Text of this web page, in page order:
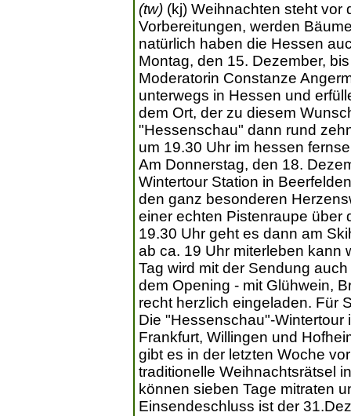
(tw) (kj) Weihnachten steht vor
Vorbereitungen, werden
natürlich haben die Hessen
Montag, den 15. Dezember,
Moderatorin Constanze
unterwegs in Hessen und
dem Ort, der zu diesem
"Hessenschau" dann rund
um 19.30 Uhr im hessen
Am Donnerstag, den 18.
Wintertour Station in
den ganz besonderen
einer echten Pistenraupe über
19.30 Uhr geht es dann am
ab ca. 19 Uhr miterleben kann
Tag wird mit der Sendung
dem Opening - mit Glühwein,
recht herzlich eingeladen. Für
Die "Hessenschau"-
Frankfurt, Willingen und
gibt es in der letzten Woche
traditionelle Weihnachtsrätsel
können sieben Tage mitraten
Einsendeschluss ist der